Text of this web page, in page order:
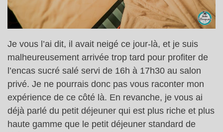
Je vous l’ai dit, il avait neigé ce jour-là, et je suis
malheureusement arrivée trop tard pour profiter de
l’encas sucré salé servi de 16h à 17h30 au salon
privé. Je ne pourrais donc pas vous raconter mon
expérience de ce côté là. En revanche, je vous ai
déjà parlé du petit déjeuner qui est plus riche et plus
haute gamme que le petit déjeuner standard de